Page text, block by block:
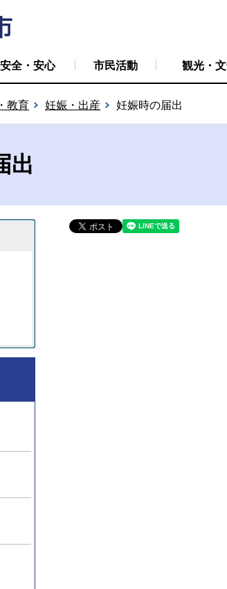
安全・安心 市民活動 観光・
教育 妊娠・出産 妊娠時の届出
出